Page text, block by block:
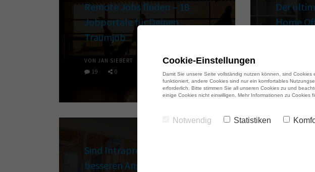
Remote Jobs finden – 18
Jobportale für Deinen
Traumjob
VON JAN SIEBERT
19
0
Der
Home
Sind Intrapreneure die
besseren Angestellten?
Cookie-Einstellungen
Damit Sie unsere Seite vollständig nutzen können, sind
funktioniert, andere Cookies sind nur ein komfortables
erforderlich. Bitte stimmen Sie all unseren Cookies zu und
einige Cookies nicht einwilligen. Mehr Informationen zu Cookies
Notwendig Statistiken